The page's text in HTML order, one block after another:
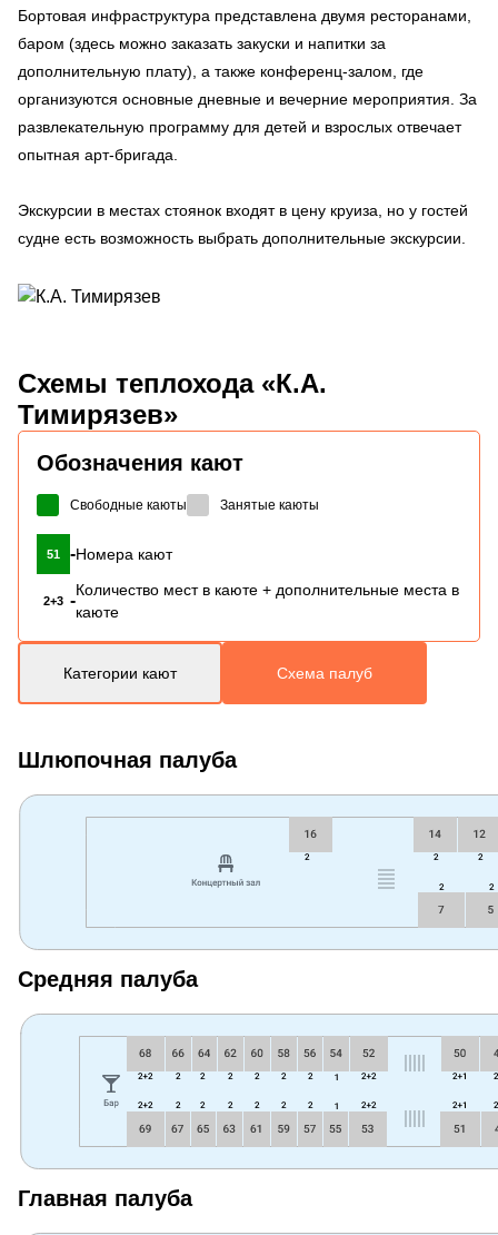
Бортовая инфраструктура представлена двумя ресторанами,
баром (здесь можно заказать закуски и напитки за
дополнительную плату), а также конференц-залом, где
организуются основные дневные и вечерние мероприятия. За
развлекательную программу для детей и взрослых отвечает
опытная арт-бригада.
Экскурсии в местах стоянок входят в цену круиза, но у гостей
судне есть возможность выбрать дополнительные экскурсии.
Схемы теплохода «К.А.
Тимирязев»
Обозначения кают
Свободные каюты Занятые каюты
51 -Номера кают
2+3 -
Количество мест в каюте + дополнительные места в
каюте
Категории кают Схема палуб
Шлюпочная палуба
Средняя палуба
Главная палуба